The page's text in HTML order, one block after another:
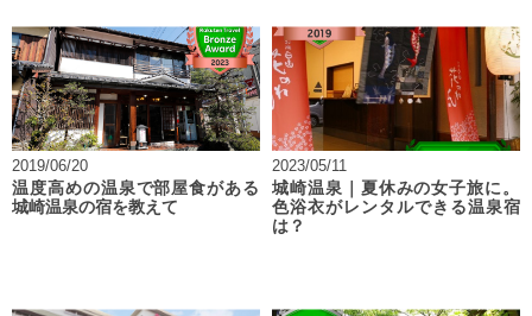
2019/06/20
温度高めの温泉で部屋食がある
城崎温泉の宿を教えて
2023/05/11
城崎温泉｜夏休みの女子旅に。
色浴衣がレンタルできる温泉宿
は？